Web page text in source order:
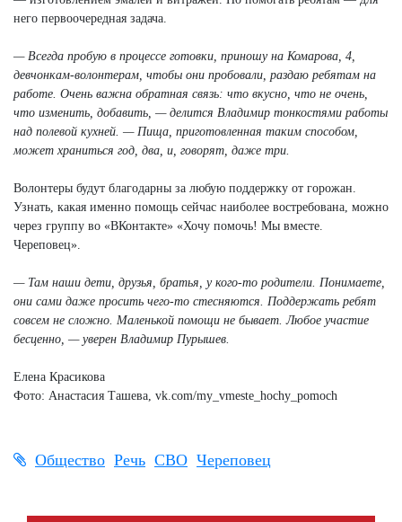
него первоочередная задача.
— Всегда пробую в процессе готовки, приношу на Комарова, 4,
девчонкам-волонтерам, чтобы они пробовали, раздаю ребятам на
работе. Очень важна обратная связь: что вкусно, что не очень,
что изменить, добавить, — делится Владимир тонкостями работы
над полевой кухней. — Пища, приготовленная таким способом,
может храниться год, два, и, говорят, даже три.
Волонтеры будут благодарны за любую поддержку от горожан.
Узнать, какая именно помощь сейчас наиболее востребована, можно
через группу во «ВКонтакте» «Хочу помочь! Мы вместе.
Череповец».
— Там наши дети, друзья, братья, у кого-то родители. Понимаете,
они сами даже просить чего-то стесняются. Поддержать ребят
совсем не сложно. Маленькой помощи не бывает. Любое участие
бесценно, — уверен Владимир Пурышев.
Елена Красикова
Фото: Анастасия Ташева, vk.com/my_vmeste_hochy_pomoch
Общество Речь СВО Череповец